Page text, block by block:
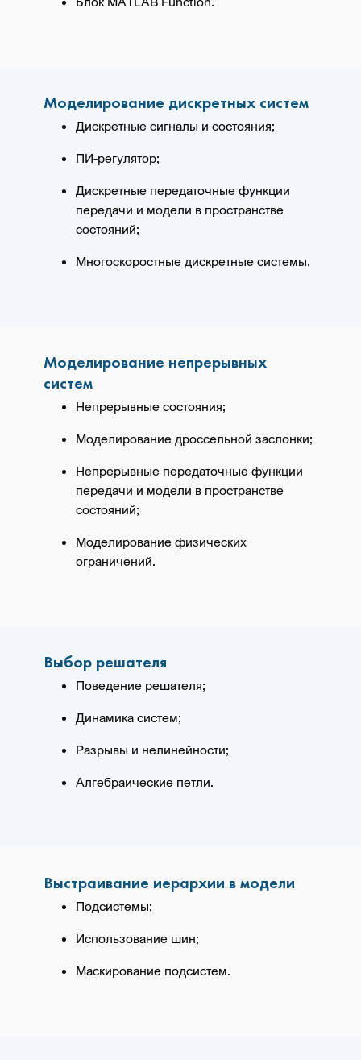
Моделирование дискретных систем
Дискретные сигналы и состояния;
ПИ-регулятор;
Дискретные передаточные функции
передачи и модели в пространстве
состояний;
Многоскоростные дискретные системы.
Моделирование непрерывных
систем
Непрерывные состояния;
Моделирование дроссельной заслонки;
Непрерывные передаточные функции
передачи и модели в пространстве
состояний;
Моделирование физических
ограничений.
Выбор решателя
Поведение решателя;
Динамика систем;
Разрывы и нелинейности;
Алгебраические петли.
Выстраивание иерархии в модели
Подсистемы;
Использование шин;
Маскирование подсистем.